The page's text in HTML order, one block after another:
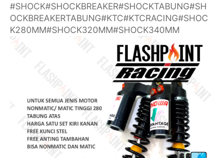
#SHOCK#SHOCKBREAKER#SHOCKTABUNG#SH
OCKBREAKERTABUNG#KTC#KTCRACING#SHOC
K280MM#SHOCK320MM#SHOCK340MM